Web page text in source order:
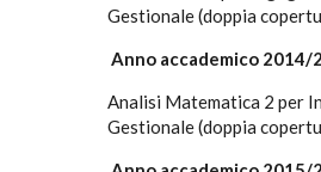
Gestionale (doppia
Anno accademico 2014/
Analisi Matematica 2 per
Gestionale (doppia